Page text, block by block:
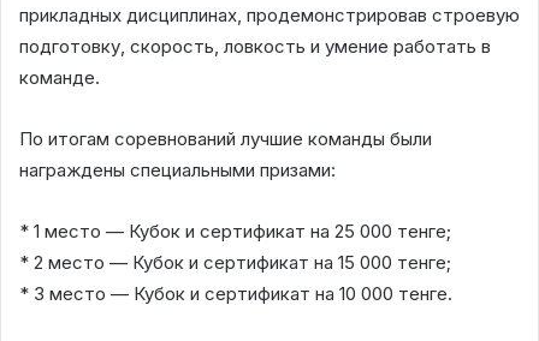
прикладных дисциплинах, продемонстрировав строевую
подготовку, скорость, ловкость и умение работать в
команде.
По итогам соревнований лучшие команды были
награждены специальными призами:
* 1 место — Кубок и сертификат на 25 000 тенге;
* 2 место — Кубок и сертификат на 15 000 тенге;
* 3 место — Кубок и сертификат на 10 000 тенге.